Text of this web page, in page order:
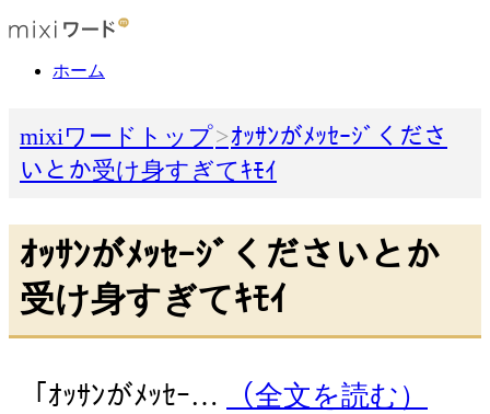
ホーム
mixiワードトップ
ｵｯｻﾝがﾒｯｾｰｼﾞくださ
いとか受け身すぎてｷﾓｲ
ｵｯｻﾝがﾒｯｾｰｼﾞくださいとか
受け身すぎてｷﾓｲ
「ｵｯｻﾝがﾒｯｾｰ… （全文を読む）